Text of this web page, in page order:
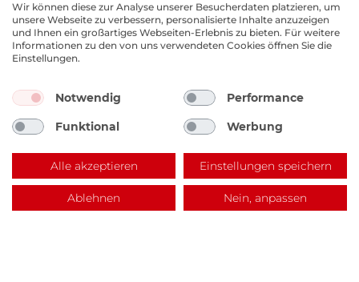
EKM Lagerverkauf
Benzstraße 14, 67141 Neuhofen
Wir können diese zur Analyse unserer Besucherdaten platzieren, um
unsere Webseite zu verbessern, personalisierte Inhalte anzuzeigen
und Ihnen ein großartiges Webseiten-Erlebnis zu bieten. Für weitere
Informationen zu den von uns verwendeten Cookies öffnen Sie die
Einstellungen.
Notwendig Performance
Funktional Werbung
Alle akzeptieren Einstellungen speichern
Ablehnen Nein, anpassen